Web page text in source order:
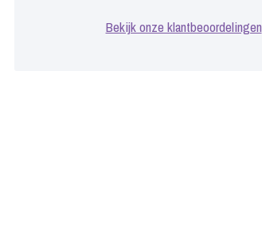
Bekijk onze klantbeoordelingen